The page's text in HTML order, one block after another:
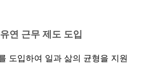
연 근무 제도 도입
도입하여 일과 삶의 균형을 지원